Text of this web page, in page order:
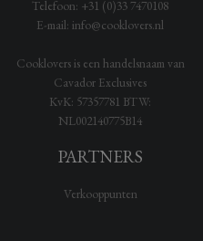
Telefoon: +31 (0)33 7470108
E-mail: info@cooklovers.nl
Cooklovers is een handelsnaam van
Cavador Exclusives
KvK: 57357781 BTW:
NL002140775B14
PARTNERS
Verkooppunten